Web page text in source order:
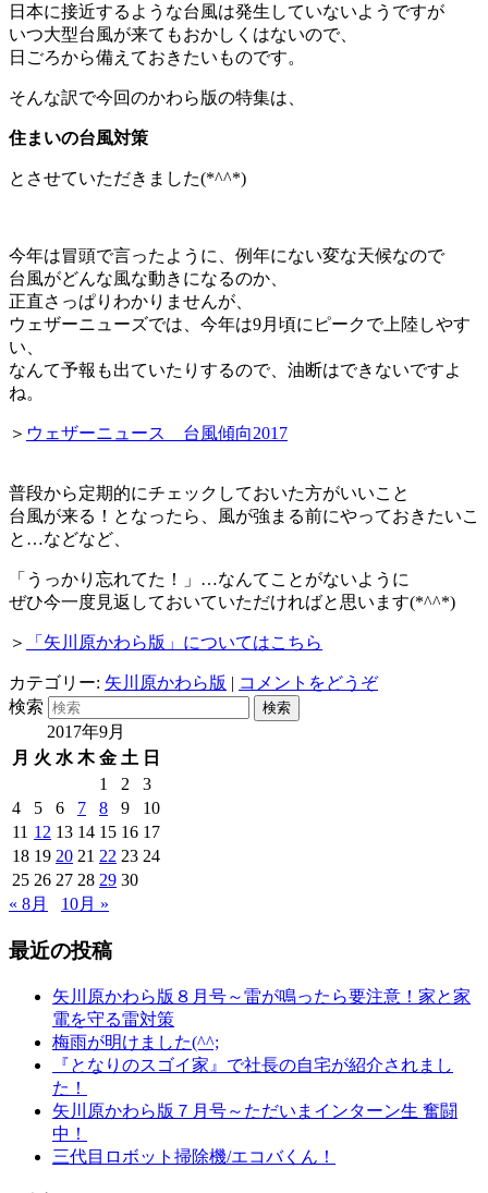
日本に接近するような台風は発生していないようですが
いつ大型台風が来てもおかしくはないので、
日ごろから備えておきたいものです。
そんな訳で今回のかわら版の特集は、
住まいの台風対策
とさせていただきました(*^^*)
今年は冒頭で言ったように、例年にない変な天候なので
台風がどんな風な動きになるのか、
正直さっぱりわかりませんが、
ウェザーニューズでは、今年は9月頃にピークで上陸しやす
い、
なんて予報も出ていたりするので、油断はできないですよ
ね。
＞ ウェザーニュース 台風傾向2017
普段から定期的にチェックしておいた方がいいこと
台風が来る！となったら、風が強まる前にやっておきたいこ
と…などなど、
「うっかり忘れてた！」…なんてことがないように
ぜひ今一度見返しておいていただければと思います(*^^*)
＞ 「矢川原かわら版」についてはこちら
カテゴリー: 矢川原かわら版
コメントをどうぞ
検索
2017年9月
月 火 水 木 金 土 日
1
2
3
4
5 6 7 8 9
10
11 12 13 14 15 16 17
18 19 20 21 22 23 24
25 26 27 28 29 30
« 8月
10月 »
最近の投稿
矢川原かわら版８月号～雷が鳴ったら要注意！家と家
電を守る雷対策
梅雨が明けました(^^;
『となりのスゴイ家』で社長の自宅が紹介されまし
た！
矢川原かわら版７月号～ただいまインターン生 奮闘
中！
三代目ロボット掃除機/エコバくん！